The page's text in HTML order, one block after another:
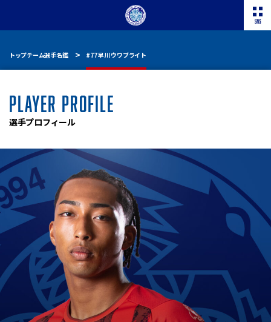
トップチーム選手名鑑 #77 早川 ウワブライト
PLAYER PROFILE
選手プロフィール